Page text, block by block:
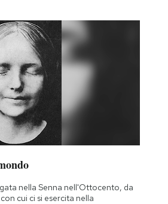
nella Senna nell'Ottocento, da
cui ci si esercita nella